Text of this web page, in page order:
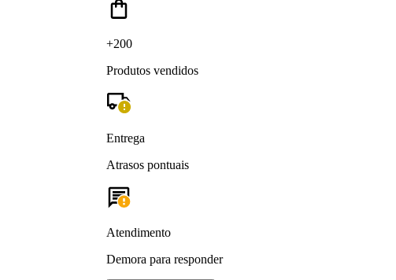
+200
Produtos vendidos
Entrega
Atrasos pontuais
Atendimento
Demora para responder